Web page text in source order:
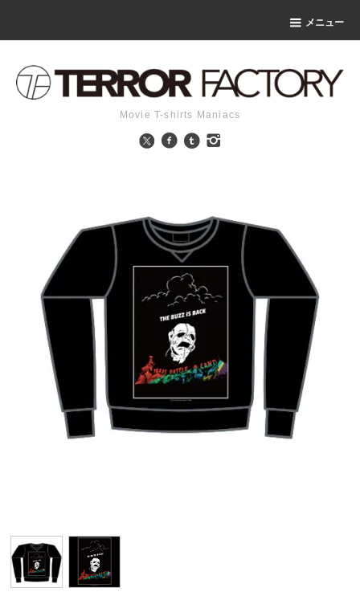
メニュー
Movie T-shirts Maniacs